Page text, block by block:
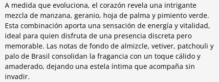
A medida que evoluciona, el corazón revela una intrigante
mezcla de manzana, geranio, hoja de palma y pimiento verde.
Esta combinación aporta una sensación de energía y vitalidad,
ideal para quien disfruta de una presencia discreta pero
memorable. Las notas de fondo de almizcle, vetiver, patchouli y
palo de Brasil consolidan la fragancia con un toque cálido y
amaderado, dejando una estela íntima que acompaña sin
invadir.